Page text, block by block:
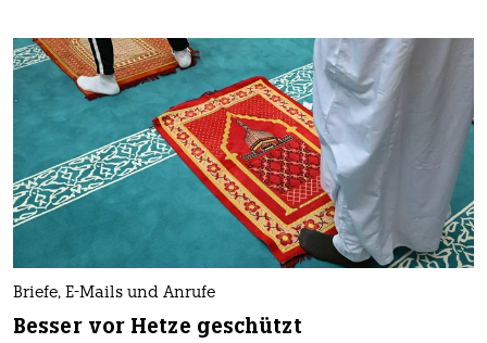
Briefe, E-Mails und Anrufe
Besser vor Hetze geschützt